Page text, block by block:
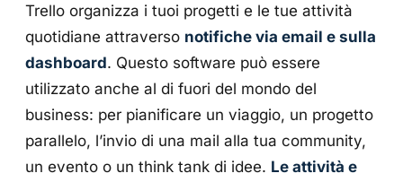
Trello organizza i tuoi progetti e le tue attività
quotidiane attraverso notifiche via email e sulla
dashboard. Questo software può essere
utilizzato anche al di fuori del mondo del
business: per pianificare un viaggio, un progetto
parallelo, l’invio di una mail alla tua community,
un evento o un think tank di idee. Le attività e